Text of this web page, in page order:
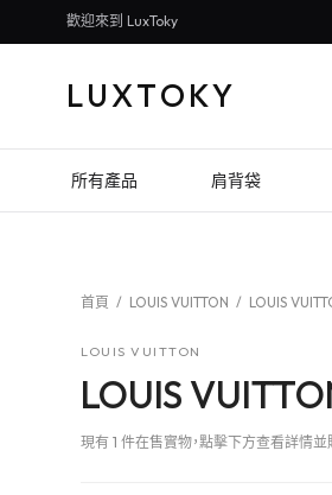
歡迎來到 LuxToky
LUXTOKY
所有產品 肩背袋
首頁 / LOUIS VUITTON / LOUIS
LOUIS VUITTON
LOUIS
現有 1 件在售實物，點擊下方查看詳情並